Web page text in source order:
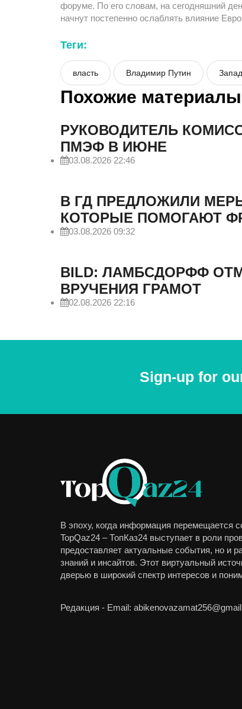
форуме. По его словам, на сегодняшний
начнут постепенно ослаблять влияние
Теги:
власть Владимир Путин Запад
Похожие материалы
РУКОВОДИТЕЛЬ
ПМЭФ В ИЮНЕ
03.08.2026 22:46
В ГД ПРЕДЛОЖИЛИ
КОТОРЫЕ ПОМОГАЮТ
03.08.2026 09:32
BILD: ЛАМБСДОРФФ
ВРУЧЕНИЯ ГРАМОТ
02.08.2026 22:16
Sign-up for
В эпоху, когда информация перемещается
TopQaz24 – ТопКаз24 выступает в роли
предоставляет актуальные события, но и
знаний и инсайтов. Этот виртуальный
дверью в широкий спектр интересов и
Редакция - Email: